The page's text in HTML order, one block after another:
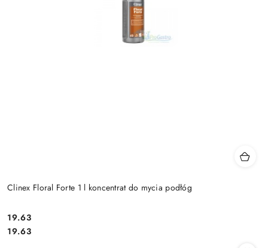
Clinex Floral Forte 1 l koncentrat do mycia podłóg
Cena:
19.63
Cena:
19.63